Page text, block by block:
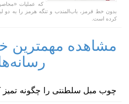
که عملیات
بدون خط قرمز، باب‌المندب و تنگه هرمز را به دو
کرده است.
مشاهده مهمترین
چوب مبل سلطنتی را چگونه تمیز